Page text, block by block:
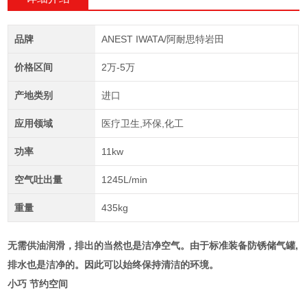
品牌 ANEST IWATA/阿耐思特岩田
价格区间 2万-5万
产地类别 进口
应用领域 医疗卫生,环保,化工
功率 11kw
空气吐出量 1245L/min
重量 435kg
无需供油润滑，排出的当然也是洁净空气。由于标准装备防锈储气罐,
排水也是洁净的。因此可以始终保持清洁的环境。
小巧 节约空间